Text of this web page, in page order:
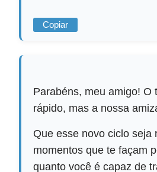
Copiar
Parabéns, meu amigo! O
rápido, mas a nossa
Que esse novo ciclo seja
momentos que te façam
quanto você é capaz de